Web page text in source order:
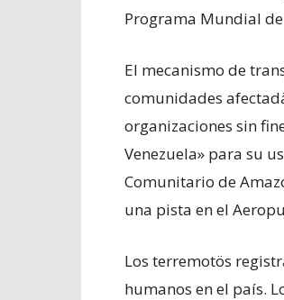
Programa Mundial
El mecanismo de
comunidades
organizaciones sin
Venezuela» para su
Comunitario de
una pista en el
Los terremotös
humanos en el país.